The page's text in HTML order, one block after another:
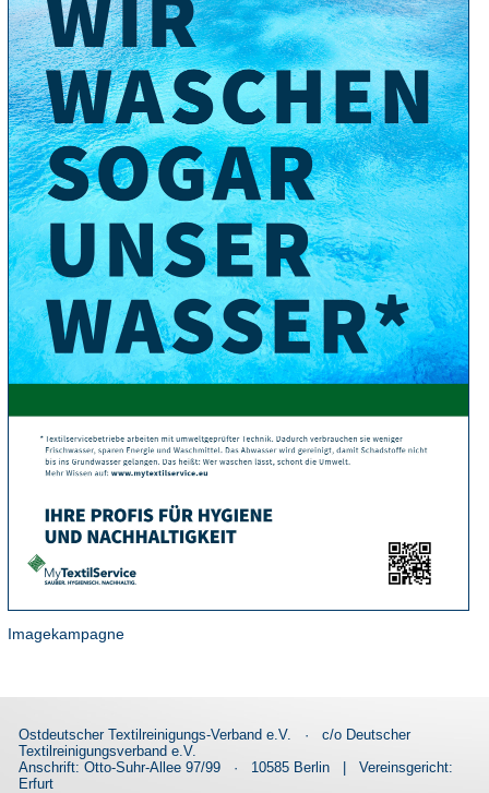
Imagekampagne
Ostdeutscher Textilreinigungs-Verband e.V. ·
c/o Deutscher
Textilreinigungsverband e.V.
Anschrift: Otto-Suhr-Allee 97/99
· 10585 Berlin |
Vereinsgericht:
Erfurt